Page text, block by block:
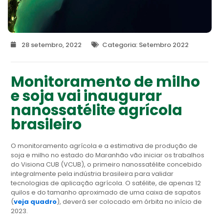
28 setembro, 2022 Categoria: Setembro 2022
Monitoramento de milho
e soja vai inaugurar
nanossatélite agrícola
brasileiro
O monitoramento agrícola e a estimativa de produção de
soja e milho no estado do Maranhão vão iniciar os trabalhos
do Visiona CUB (VCUB), o primeiro nanossatélite concebido
integralmente pela indústria brasileira para validar
tecnologias de aplicação agrícola. O satélite, de apenas 12
quilos e do tamanho aproximado de uma caixa de sapatos
(veja quadro), deverá ser colocado em órbita no início de
2023.